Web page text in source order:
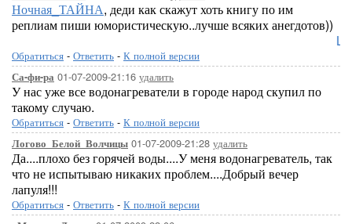
Ночная_ТАЙНА, деди как скажут хоть книгу по им
реплиам пиши юмористическую..лучше всяких анегдотов))
Обратиться - Ответить - К полной версии
Са-фи-ра 01-07-2009-21:16 удалить
У нас уже все водонагреватели в городе народ скупил по
такому случаю.
Обратиться - Ответить - К полной версии
Логово_Белой_Волчицы 01-07-2009-21:28 удалить
Да....плохо без горячей воды....У меня водонагреватель, так
что не испытываю никаких проблем....Добрый вечер
лапуля!!!
Обратиться - Ответить - К полной версии